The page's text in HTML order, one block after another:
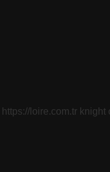
https://loire.com.tr knight